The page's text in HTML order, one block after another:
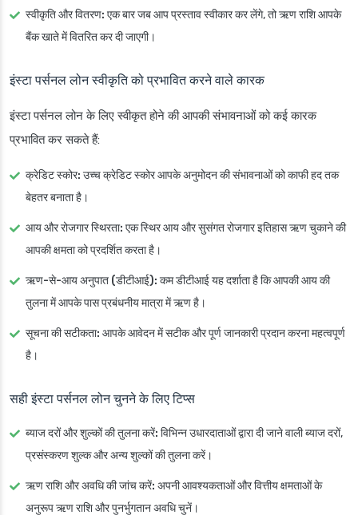
स्वीकृति और वितरण: एक बार जब आप प्रस्ताव स्वीकार कर लेंगे, तो ऋण राशि आपके
बैंक खाते में वितरित कर दी जाएगी।
इंस्टा पर्सनल लोन स्वीकृति को प्रभावित करने वाले कारक
इंस्टा पर्सनल लोन के लिए स्वीकृत होने की आपकी संभावनाओं को कई कारक
प्रभावित कर सकते हैं:
क्रेडिट स्कोर: उच्च क्रेडिट स्कोर आपके अनुमोदन की संभावनाओं को काफी हद तक
बेहतर बनाता है।
आय और रोजगार स्थिरता: एक स्थिर आय और सुसंगत रोजगार इतिहास ऋण चुकाने की
आपकी क्षमता को प्रदर्शित करता है।
ऋण-से-आय अनुपात (डीटीआई): कम डीटीआई यह दर्शाता है कि आपकी आय की
तुलना में आपके पास प्रबंधनीय मात्रा में ऋण है।
सूचना की सटीकता: आपके आवेदन में सटीक और पूर्ण जानकारी प्रदान करना महत्वपूर्ण
है।
सही इंस्टा पर्सनल लोन चुनने के लिए टिप्स
ब्याज दरों और शुल्कों की तुलना करें: विभिन्न उधारदाताओं द्वारा दी जाने वाली ब्याज दरों,
प्रसंस्करण शुल्क और अन्य शुल्कों की तुलना करें।
ऋण राशि और अवधि की जांच करें: अपनी आवश्यकताओं और वित्तीय क्षमताओं के
अनुरूप ऋण राशि और पुनर्भुगतान अवधि चुनें।